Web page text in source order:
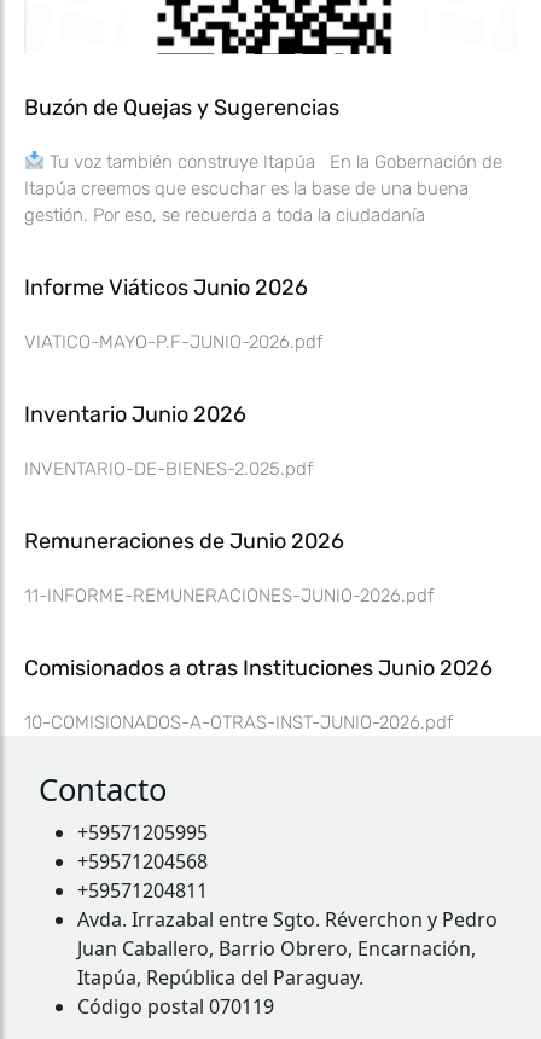
Buzón de Quejas y Sugerencias
Tu voz también construye Itapúa En la Gobernación de
Itapúa creemos que escuchar es la base de una buena
gestión. Por eso, se recuerda a toda la ciudadanía
Informe Viáticos Junio 2026
VIATICO-MAYO-P.F-JUNIO-2026.pdf
Inventario Junio 2026
INVENTARIO-DE-BIENES-2.025.pdf
Remuneraciones de Junio 2026
11-INFORME-REMUNERACIONES-JUNIO-2026.pdf
Comisionados a otras Instituciones Junio 2026
10-COMISIONADOS-A-OTRAS-INST-JUNIO-2026.pdf
Contacto
+59571205995
+59571204568
+59571204811
Avda. Irrazabal entre Sgto. Réverchon y Pedro
Juan Caballero, Barrio Obrero, Encarnación,
Itapúa, República del Paraguay.
Código postal 070119